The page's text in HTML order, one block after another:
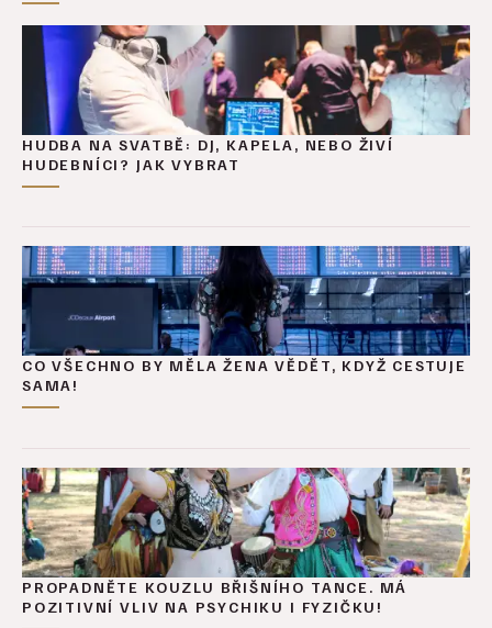
HUDBA NA SVATBĚ: DJ, KAPELA, NEBO ŽIVÍ
HUDEBNÍCI? JAK VYBRAT
CO VŠECHNO BY MĚLA ŽENA VĚDĚT, KDYŽ CESTUJE
SAMA!
PROPADNĚTE KOUZLU BŘIŠNÍHO TANCE. MÁ
POZITIVNÍ VLIV NA PSYCHIKU I FYZIČKU!